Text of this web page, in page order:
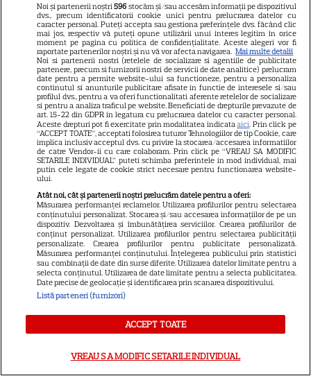
16
NETFLIX
Noutăți Netflix în august 2026:
Robert De Niro, „Nosferatu” și
noile sezoane din „Outer
Banks” și „Un veac de
singurătate”
14
VEDETE STRĂINE
Sean Astin din „Stăpânul
Inelelor” a fost nevoit să își
vândă casa din cauza
salariului mic: Câți bani a
primit de fapt
VEDETE STRĂINE
Elon Musk, atac la adresa
regizorului premiat cu Oscar
care a realizat documentarul
despre viața sa. Filmul are 232
de minute
Noi și partenerii noștri596 stocăm și/sau accesăm informații pe dispozitivul
dvs., precum identificatorii cookie unici pentru prelucrarea datelor cu
caracter personal. Puteți accepta sau gestiona preferințele dvs. făcând clic
mai jos, respectiv vă puteți opune utilizării unui interes legitim în orice
moment pe pagina cu politica de confidențialitate. Aceste alegeri vor fi
raportate partenerilor noștri și nu vă vor afecta navigarea. Mai multe detalii
Noi si partenerii nostri (retelele de socializare si agentiile de publicitate
partenere, precum si furnizorii nostri de servicii de date analitice) prelucram
date pentru a permite website-ului sa functioneze, pentru a personaliza
continutul si anunturile publicitare afisate in functie de interesele si/sau
profilul dvs., pentru a va oferi functionalitati aferente retelelor de socializare
si pentru a analiza traficul pe website. Beneficiati de drepturile prevazute de
art. 15-22 din GDPR in legatura cu prelucrarea datelor cu caracter personal.
Aceste drepturi pot fi exercitate prin modalitatea indicataaici. Prin click pe
“ACCEPT TOATE”, acceptati folosirea tuturor Tehnologiilor de tip Cookie, care
implica inclusiv acceptul dvs. cu privire la stocarea/accesarea informatiilor
de catre Vendor-ii cu care colaboram. Prin click pe “VREAU SA MODIFIC
SETARILE INDIVIDUAL” puteti schimba preferintele in mod individual, mai
putin cele legate de cookie strict necesare pentru functionarea website-
ului.
Atât noi, cât și partenerii noștri prelucrăm datele pentru a oferi:
Măsurarea performanței reclamelor. Utilizarea profilurilor pentru selectarea
conținutului personalizat. Stocarea și/sau accesarea informațiilor de pe un
dispozitiv. Dezvoltarea și îmbunătățirea serviciilor. Crearea profilurilor de
conținut personalizat. Utilizarea profilurilor pentru selectarea publicității
personalizate. Crearea profilurilor pentru publicitate personalizată.
Măsurarea performanței conținutului. Înțelegerea publicului prin statistici
sau combinații de date din surse diferite. Utilizarea datelor limitate pentru a
selecta conținutul. Utilizarea de date limitate pentru a selecta publicitatea.
Date precise de geolocație și identificarea prin scanarea dispozitivului.
Listă parteneri (furnizori)
ACCEPT TOATE
VREAU SA MODIFIC SETARILE INDIVIDUAL